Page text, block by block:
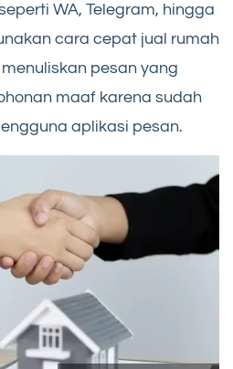
WA, Telegram, hingga
cara cepat jual rumah
pesan yang
maaf karena sudah
aplikasi pesan.